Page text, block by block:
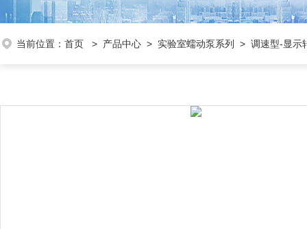
当前位置： 首页 > 产品中心 > 实验室蠕动泵系列 > 调速型-显示